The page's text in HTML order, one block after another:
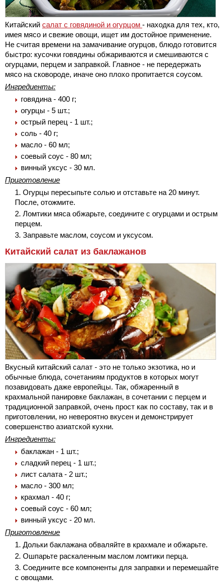
Китайский салат с говядиной и огурцом - находка для тех, кто,
имея мясо и свежие овощи, ищет им достойное применение.
Не считая времени на замачивание огурцов, блюдо готовится
быстро: кусочки говядины обжариваются и смешиваются с
огурцами, перцем и заправкой. Главное - не передержать
мясо на сковороде, иначе оно плохо пропитается соусом.
Ингредиенты:
говядина - 400 г;
огурцы - 5 шт.;
острый перец - 1 шт.;
соль - 40 г;
масло - 60 мл;
соевый соус - 80 мл;
винный уксус - 30 мл.
Приготовление
Огурцы пересыпьте солью и отставьте на 20 минут.
После, отожмите.
Ломтики мяса обжарьте, соедините с огурцами и острым
перцем.
Заправьте маслом, соусом и уксусом.
Китайский салат из баклажанов
Вкусный китайский салат - это не только экзотика, но и
обычные блюда, сочетаниям продуктов в которых могут
позавидовать даже европейцы. Так, обжаренный в
крахмальной панировке баклажан, в сочетании с перцем и
традиционной заправкой, очень прост как по составу, так и в
приготовлении, но невероятно вкусен и демонстрирует
совершенство азиатской кухни.
Ингредиенты:
баклажан - 1 шт.;
сладкий перец - 1 шт.;
лист салата - 2 шт.;
масло - 300 мл;
крахмал - 40 г;
соевый соус - 60 мл;
винный уксус - 20 мл.
Приготовление
Дольки баклажана обваляйте в крахмале и обжарьте.
Ошпарьте раскаленным маслом ломтики перца.
Соедините все компоненты для заправки и перемешайте
с овощами.